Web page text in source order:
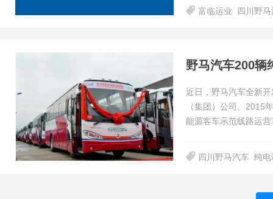
富临运业 四川野
野马汽车200辆
近日，野马汽车全新
（集团）公司。2015
能源客车示范线路运
四川野马汽车 纯电